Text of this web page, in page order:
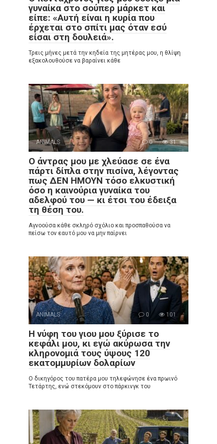
γυναίκα στο σούπερ μάρκετ και
είπε: «Αυτή είναι η κυρία που
έρχεται στο σπίτι μας όταν εσύ
είσαι στη δουλειά».
Τρεις μήνες μετά την κηδεία της μητέρας μου, η θλίψη
εξακολουθούσε να βαραίνει κάθε
ANIMALS 0 31
Ο άντρας μου με χλεύασε σε ένα
πάρτι δίπλα στην πισίνα, λέγοντας
πως ΔΕΝ ΗΜΟΥΝ τόσο ελκυστική
όσο η καινούρια γυναίκα του
αδελφού του — κι έτσι του έδειξα
τη θέση του.
Αγνοούσα κάθε σκληρό σχόλιο και προσπαθούσα να
πείσω τον εαυτό μου να μην παίρνει
ANIMALS 0 101
Η νύφη του γιου μου ξύρισε το
κεφάλι μου, κι εγώ ακύρωσα την
κληρονομιά τους ύψους 120
εκατομμυρίων δολαρίων
Ο δικηγόρος του πατέρα μου τηλεφώνησε ένα πρωινό
Τετάρτης, ενώ στεκόμουν στο πάρκινγκ του